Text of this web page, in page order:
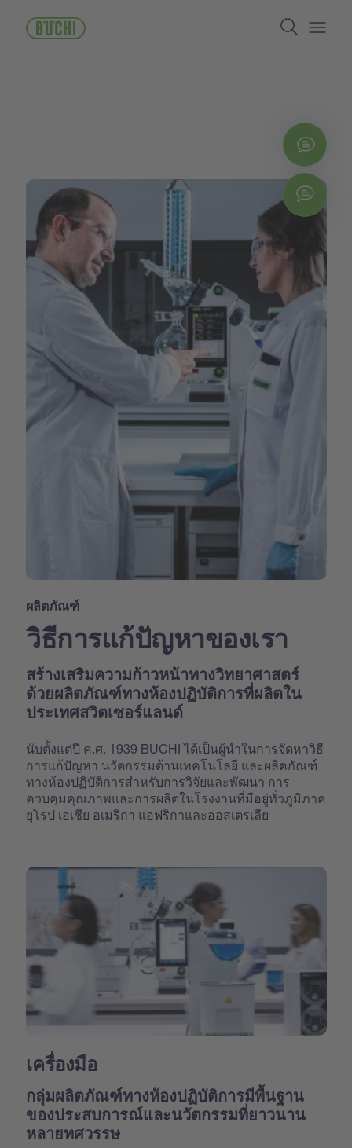
Search
ผลิตภัณฑ์
วิธีการแก้ปัญหาของเรา
สร้างเสริมความก้าวหน้าทางวิทยาศาสตร์
ด้วยผลิตภัณฑ์ทางห้องปฏิบัติการที่ผลิตใน
ประเทศสวิตเซอร์แลนด์
นับตั้งแต่ปี ค.ศ. 1939 BUCHI ได้เป็นผู้นำในการจัดหาวิธี
การแก้ปัญหา นวัตกรรมด้านเทคโนโลยี และผลิตภัณฑ์
ทางห้องปฏิบัติการสำหรับการวิจัยและพัฒนา การ
ควบคุมคุณภาพและการผลิตในโรงงานที่มีอยู่ทั่วภูมิภาค
ยุโรป เอเชีย อเมริกา แอฟริกาและออสเตรเลีย
เครื่องมือ
กลุ่มผลิตภัณฑ์ทางห้องปฏิบัติการมีพื้นฐาน
ของประสบการณ์และนวัตกรรมที่ยาวนาน
หลายทศวรรษ